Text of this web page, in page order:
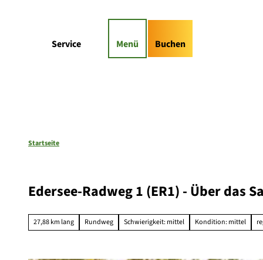
Service Menü Buchen
Startseite
Edersee-Radweg 1 (ER1) - Über das
27,88 km lang Rundweg Schwierigkeit: mittel Kondition: mittel